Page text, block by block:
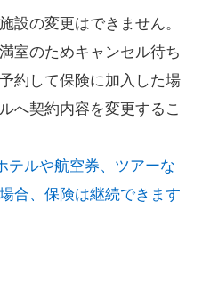
設の変更はできません。
室のためキャンセル待ち
約して保険に加入した場
へ契約内容を変更するこ
テルや航空券、ツアーな
合、保険は継続できます